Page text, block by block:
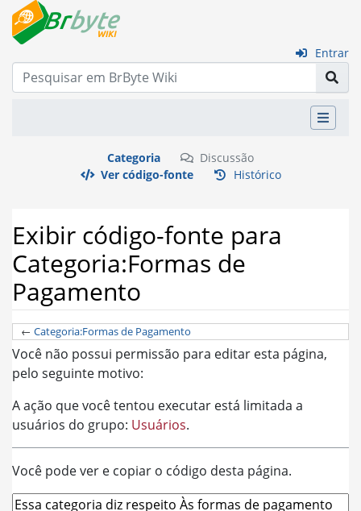
Entrar
Categoria
Discussão
Ver código-fonte
Histórico
Exibir código-fonte para
Categoria:Formas de
Pagamento
← Categoria:Formas de Pagamento
Ir para:navegação,pesquisa
Você não possui permissão para editar esta página,
pelo seguinte motivo:
A ação que você tentou executar está limitada a
usuários do grupo: Usuários.
Você pode ver e copiar o código desta página.